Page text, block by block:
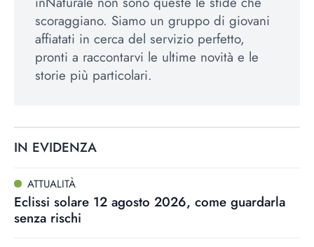
scoraggiano. Siamo un gruppo di giovani
affiatati in cerca del servizio perfetto,
pronti a raccontarvi le ultime novità e le
storie più particolari.
IN EVIDENZA
ATTUALITÀ
Eclissi solare 12 agosto 2026, come guardarla
senza rischi